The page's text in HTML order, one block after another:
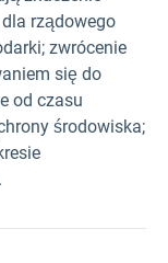
rządowego
zwrócenie
się do
od czasu
środowiska;